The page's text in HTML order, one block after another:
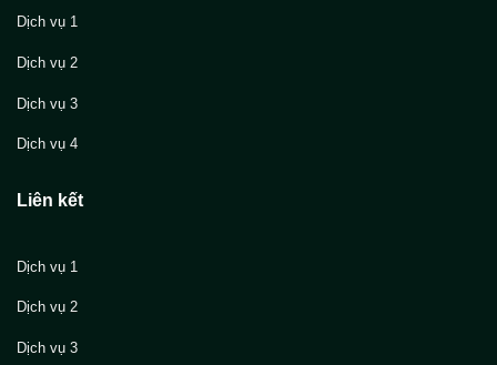
Dịch vụ 1
Dịch vụ 2
Dịch vụ 3
Dịch vụ 4
Liên kết
Dịch vụ 1
Dịch vụ 2
Dịch vụ 3